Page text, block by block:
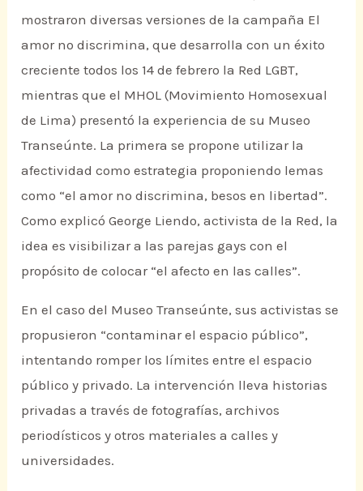
mostraron diversas versiones de la campaña El
amor no discrimina, que desarrolla con un éxito
creciente todos los 14 de febrero la Red LGBT,
mientras que el MHOL (Movimiento Homosexual
de Lima) presentó la experiencia de su Museo
Transeúnte. La primera se propone utilizar la
afectividad como estrategia proponiendo lemas
como “el amor no discrimina, besos en libertad”.
Como explicó George Liendo, activista de la Red, la
idea es visibilizar a las parejas gays con el
propósito de colocar “el afecto en las calles”.
En el caso del Museo Transeúnte, sus activistas se
propusieron “contaminar el espacio público”,
intentando romper los límites entre el espacio
público y privado. La intervención lleva historias
privadas a través de fotografías, archivos
periodísticos y otros materiales a calles y
universidades.